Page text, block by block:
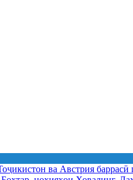
ва Австрия баррасӣ